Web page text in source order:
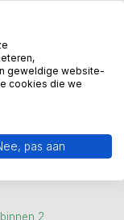
Slank
2
geweldige website-
cookies die we
pas aan